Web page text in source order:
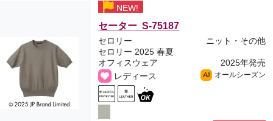
NEW!
セーター S-75187
セロリー
ニット・その他
セロリー 2025 春夏
オフィスウェア
2025年発売
レディース
All オールシーズン